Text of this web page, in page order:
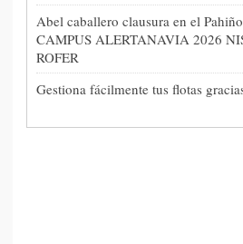
Abel caballero clausura en el
CAMPUS ALERTANAVIA 2026
ROFER
Gestiona fácilmente tus flotas